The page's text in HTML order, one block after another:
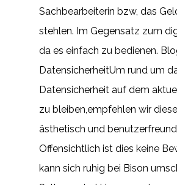
Sachbearbeiterin bzw, das
stehlen. Im Gegensatz zum
da es einfach zu bedienen.
DatensicherheitUm rund um
Datensicherheit auf dem
zu bleiben,empfehlen wir
ästhetisch und
Offensichtlich ist dies keine
kann sich ruhig bei Bison